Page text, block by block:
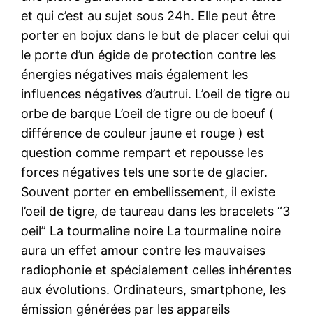
et qui c’est au sujet sous 24h. Elle peut être
porter en bojux dans le but de placer celui qui
le porte d’un égide de protection contre les
énergies négatives mais également les
influences négatives d’autrui. L’oeil de tigre ou
orbe de barque L’oeil de tigre ou de boeuf (
différence de couleur jaune et rouge ) est
question comme rempart et repousse les
forces négatives tels une sorte de glacier.
Souvent porter en embellissement, il existe
l’oeil de tigre, de taureau dans les bracelets “3
oeil” La tourmaline noire La tourmaline noire
aura un effet amour contre les mauvaises
radiophonie et spécialement celles inhérentes
aux évolutions. Ordinateurs, smartphone, les
émission générées par les appareils